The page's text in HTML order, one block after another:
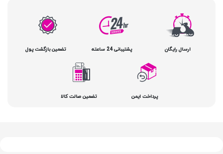
ارسال رایگان پشتیبانی 24 ساعته تضمین بازگشت پول
پرداخت ایمن تضمین صالت کالا